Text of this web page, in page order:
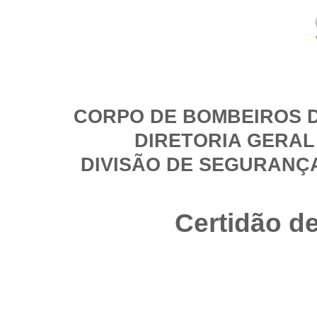
CORPO DE BOMBEIROS
DIRETORIA
DIVISÃO DE
Certidão